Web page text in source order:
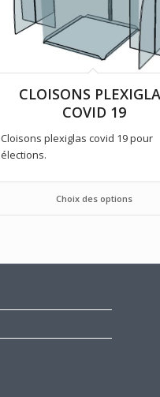
CLOISONS
COVID 19
Cloisons plexiglas covid 19 pour
élections.
Choix des options